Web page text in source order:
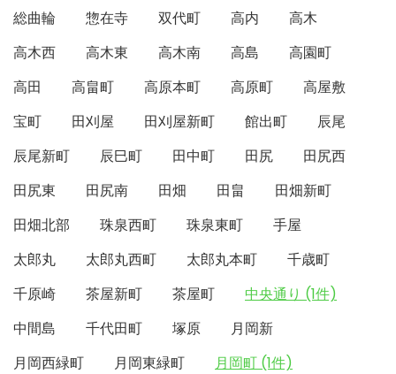
総曲輪
惣在寺 双代町 高内
高木
高木西
高木東 高木南 高島
高園町
高田
高畠町 高原本町 高原町
高屋敷
宝町
田刈屋 田刈屋新町 館出町
辰尾
辰尾新町
辰巳町 田中町 田尻
田尻西
田尻東
田尻南 田畑 田畠
田畑新町
田畑北部
珠泉西町 珠泉東町
手屋
太郎丸
太郎丸西町 太郎丸本町
千歳町
千原崎
茶屋新町 茶屋町
中央通り (1件)
中間島
千代田町 塚原
月岡新
月岡西緑町
月岡東緑町
月岡町 (1件)